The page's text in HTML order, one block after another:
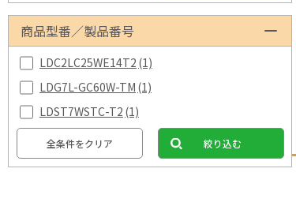
商品型番／製品番号
LDC2LC25WE14T2 (1)
LDG7L-GC60W-TM (1)
LDST7WSTC-T2 (1)
全条件をクリア 絞り込む